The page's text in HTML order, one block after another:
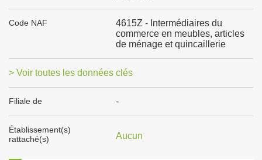
Code NAF
4615Z - Intermédiaires du
commerce en meubles, articles
de ménage et quincaillerie
> Voir toutes les données clés
Filiale de -
Établissement(s)
rattaché(s)
Aucun